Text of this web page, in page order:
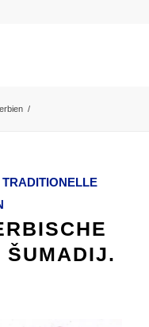
/
TRADITIONELLE
ŠUMADIJ.